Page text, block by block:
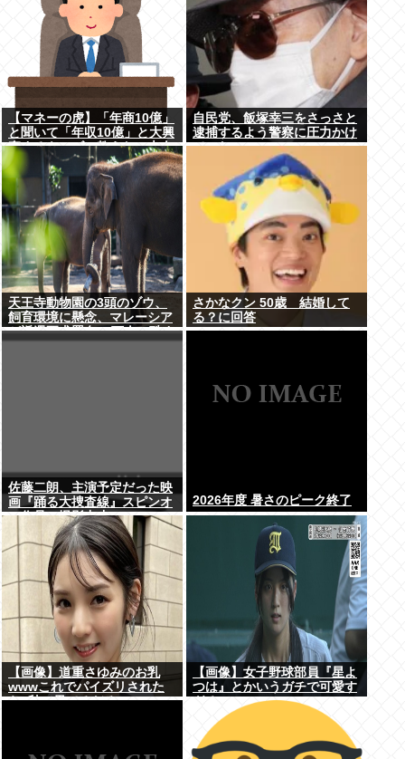
【マネーの虎】「年商10億」
と聞いて「年収10億」と大興
奮するキッズに教えたい大人
のリアル
自民党、飯塚幸三をさっさと
逮捕するよう警察に圧力かけ
ていたwww
天王寺動物園の3頭のゾウ、
飼育環境に懸念、マレーシア
が返還要求署名17万人。酷す
さかなクン 50歳 結婚して
る？に回答
佐藤二朗、主演予定だった映
画『踊る大捜査線』スピンオ
フ作品の撮影中止
2026年度 暑さのピーク終了
【画像】道重さゆみのお乳
wwwこれでパイズリされた
ら3秒で果てるだろ
【画像】女子野球部員『星よ
つは』とかいうガチで可愛す
ぎるJKwww